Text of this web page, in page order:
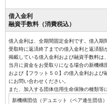
借入金利
融資手数料（消費税込）
借入金利は、全期間固定金利です。借入期
受取時に返済終了までの借入金利と返済額
掲載している借入金利および融資手数料は
当月に資金をお受取りになる場合の新機構
および【フラット５０】の借入金利および
にお問い合わせください。
また、加入する団体信用生命保険の種類等
新機構団信（デュエット（ペア連生団信